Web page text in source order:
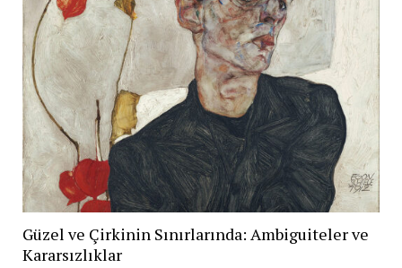
Güzel ve Çirkinin Sınırlarında: Ambiguiteler ve
Kararsızlıklar